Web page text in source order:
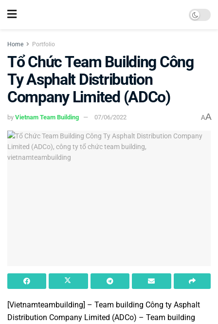
Home Portfolio
Tổ Chức Team Building Công
Ty Asphalt Distribution
Company Limited (ADCo)
by Vietnam Team Building 07/06/2022 AA
[Vietnamteambuilding] – Team building Công ty Asphalt
Distribution Company Limited (ADCo) – Team building